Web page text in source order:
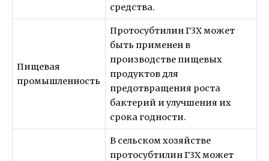
средства.
Пищевая
промышленность
Протосубтилин Г3Х может
быть применен в
производстве пищевых
продуктов для
предотвращения роста
бактерий и улучшения их
срока годности.
В сельском хозяйстве
протосубтилин Г3Х может